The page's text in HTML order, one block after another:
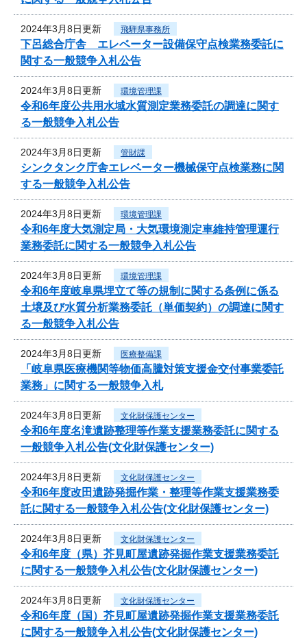
2024年3月8日更新 飛騨県事務所
下呂総合庁舎 エレベーター設備保守点検業務委託に
関する一般競争入札公告
2024年3月8日更新 環境管理課
令和6年度公共用水域水質測定業務委託の調達に関す
る一般競争入札公告
2024年3月8日更新 管財課
シンクタンク庁舎エレベーター機械保守点検業務に関
する一般競争入札公告
2024年3月8日更新 環境管理課
令和6年度大気測定局・大気環境測定車維持管理運行
業務委託に関する一般競争入札公告
2024年3月8日更新 環境管理課
令和6年度岐阜県埋立て等の規制に関する条例に係る
土壌及び水質分析業務委託（単価契約）の調達に関す
る一般競争入札公告
2024年3月8日更新 医療整備課
「岐阜県医療機関等物価高騰対策支援金交付事業委託
業務」に関する一般競争入札
2024年3月8日更新 文化財保護センター
令和6年度名滝遺跡整理等作業支援業務委託に関する
一般競争入札公告(文化財保護センター)
2024年3月8日更新 文化財保護センター
令和6年度改田遺跡発掘作業・整理等作業支援業務委
託に関する一般競争入札公告(文化財保護センター)
2024年3月8日更新 文化財保護センター
令和6年度（県）芥見町屋遺跡発掘作業支援業務委託
に関する一般競争入札公告(文化財保護センター)
2024年3月8日更新 文化財保護センター
令和6年度（国）芥見町屋遺跡発掘作業支援業務委託
に関する一般競争入札公告(文化財保護センター)